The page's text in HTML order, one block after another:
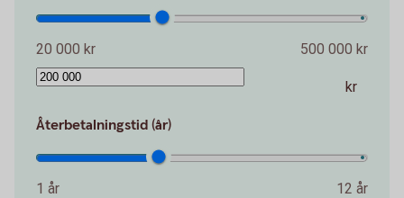
20 000 kr 500 000 kr
kr
Återbetalningstid (år)
1 år 12 år